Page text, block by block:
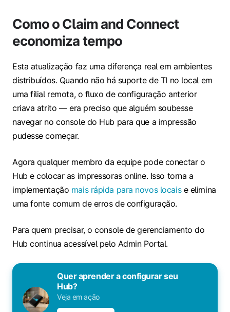
Como o Claim and Connect
economiza tempo
Esta atualização faz uma diferença real em ambientes
distribuídos. Quando não há suporte de TI no local em
uma filial remota, o fluxo de configuração anterior
criava atrito — era preciso que alguém soubesse
navegar no console do Hub para que a impressão
pudesse começar.
Agora qualquer membro da equipe pode conectar o
Hub e colocar as impressoras online. Isso torna a
implementação mais rápida para novos locaise elimina
uma fonte comum de erros de configuração.
Para quem precisar, o console de gerenciamento do
Hub continua acessível pelo Admin Portal.
Quer aprender a configurar seu
Hub?
Veja em ação